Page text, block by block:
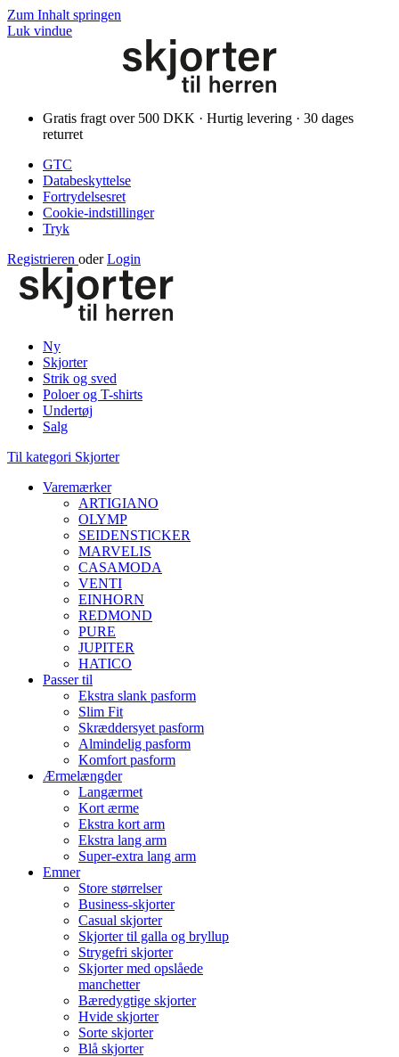
Zum Inhalt springen
Luk vindue
Gratis fragt over 500 DKK · Hurtig levering · 30 dages
returret
GTC
Databeskyttelse
Fortrydelsesret
Cookie-indstillinger
Tryk
Registrieren oder Login
Ny
Skjorter
Strik og sved
Poloer og T-shirts
Undertøj
Salg
Til kategori Skjorter
Varemærker
ARTIGIANO
OLYMP
SEIDENSTICKER
MARVELIS
CASAMODA
VENTI
EINHORN
REDMOND
PURE
JUPITER
HATICO
Passer til
Ekstra slank pasform
Slim Fit
Skræddersyet pasform
Almindelig pasform
Komfort pasform
Ærmelængder
Langærmet
Kort ærme
Ekstra kort arm
Ekstra lang arm
Super-extra lang arm
Emner
Store størrelser
Business-skjorter
Casual skjorter
Skjorter til galla og bryllup
Strygefri skjorter
Skjorter med opslåede
manchetter
Bæredygtige skjorter
Hvide skjorter
Sorte skjorter
Blå skjorter